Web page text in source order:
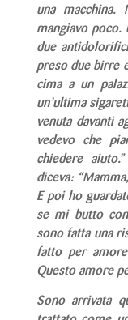
una macchina.
mangiavo poco.
due
preso due birre
cima a un
un’ultima
venuta davanti
vedevo che
chiedere
diceva:
E poi ho
se mi butto
sono fatta una
fatto per
Questo amore
Sono arrivata